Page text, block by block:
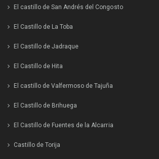
El castillo de San Andrés del Congosto
El Castillo de La Toba
El Castillo de Jadraque
El Castillo de Hita
El castillo de Valfermoso de Tajuña
El Castillo de Brihuega
El Castillo de Fuentes de la Alcarria
Castillo de Torija